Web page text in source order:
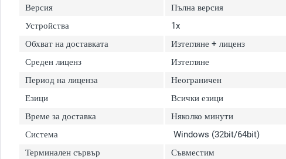
Версия
Пълна версия
Устройства
1x
Обхват на доставката
Изтегляне + лиценз
Среден лиценз
Изтегляне
Период на лиценза
Неограничен
Езици
Всички езици
Време за доставка
Няколко минути
Система
Windows (32bit/64bit)
Терминален сървър
Съвместим